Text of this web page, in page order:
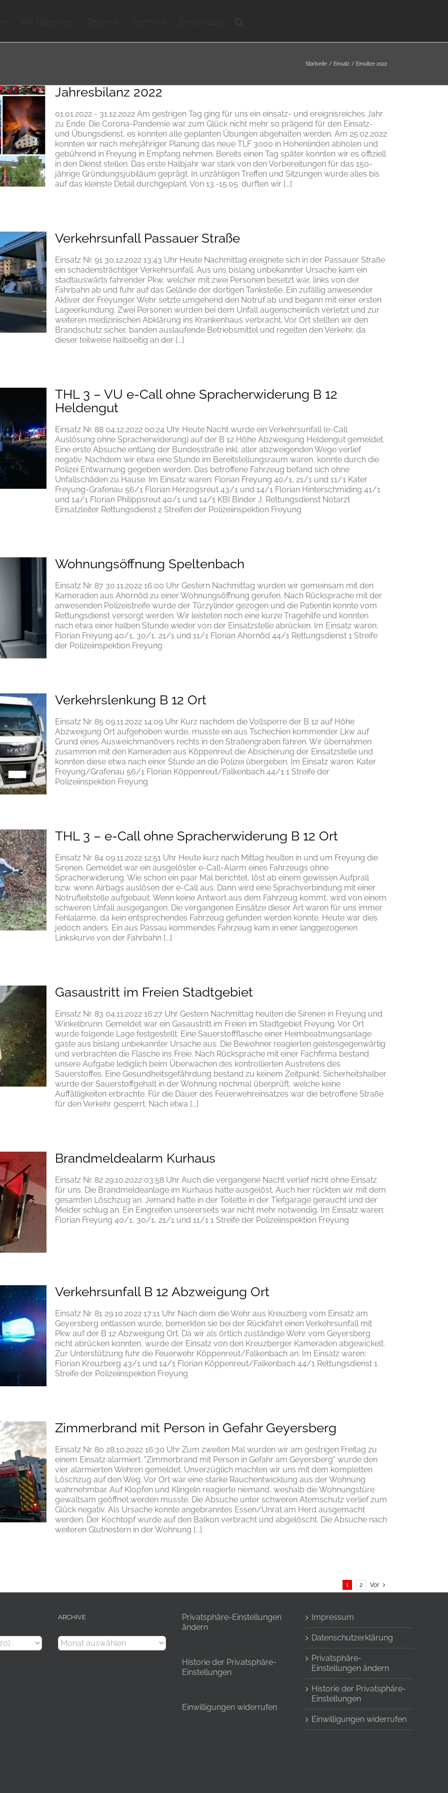
Startseite Einsatz Einsätze 2022
Jahresbilanz 2022
01.01.2022 - 31.12.2022 Am gestrigen Tag ging für uns ein einsatz- und ereignisreiches Jahr
zu Ende. Die Corona-Pandemie war zum Glück nicht mehr so prägend für den Einsatz-
und Übungsdienst, es konnten alle geplanten Übungen abgehalten werden. Am 25.02.2022
konnten wir nach mehrjähriger Planung das neue TLF 3000 in Hohenlinden abholen und
gebührend in Freyung in Empfang nehmen. Bereits einen Tag später konnten wir es offiziell
in den Dienst stellen. Das erste Halbjahr war stark von den Vorbereitungen für das 150-
jährige Gründungsjubiläum geprägt. In unzähligen Treffen und Sitzungen wurde alles bis
auf das kleinste Detail durchgeplant. Von 13.-15.05. durften wir [...]
Verkehrsunfall Passauer Straße
Einsatz Nr. 91 30.12.2022 13:43 Uhr Heute Nachmittag ereignete sich in der Passauer Straße
ein schadensträchtiger Verkehrsunfall. Aus uns bislang unbekannter Ursache kam ein
stadtauswärts fahrender Pkw, welcher mit zwei Personen besetzt war, links von der
Fahrbahn ab und fuhr auf das Gelände der dortigen Tankstelle. Ein zufällig anwesender
Aktiver der Freyunger Wehr setzte umgehend den Notruf ab und begann mit einer ersten
Lageerkundung. Zwei Personen wurden bei dem Unfall augenscheinlich verletzt und zur
weiteren medizinischen Abklärung ins Krankenhaus verbracht. Vor Ort stellten wir den
Brandschutz sicher, banden auslaufende Betriebsmittel und regelten den Verkehr, da
dieser teilweise halbseitig an der [...]
THL 3 – VU e-Call ohne Spracherwiderung B 12
Heldengut
Einsatz Nr. 88 04.12.2022 00:24 Uhr Heute Nacht wurde ein Verkehrsunfall (e-Call
Auslösung ohne Spracherwiderung) auf der B 12 Höhe Abzweigung Heldengut gemeldet.
Eine erste Absuche entlang der Bundesstraße inkl. aller abzweigenden Wege verlief
negativ. Nachdem wir etwa eine Stunde im Bereitstellungsraum waren, konnte durch die
Polizei Entwarnung gegeben werden. Das betroffene Fahrzeug befand sich ohne
Unfallschäden zu Hause. Im Einsatz waren: Florian Freyung 40/1, 21/1 und 11/1 Kater
Freyung-Grafenau 56/1 Florian Herzogsreut 43/1 und 14/1 Florian Hinterschmiding 41/1
und 14/1 Florian Philippsreut 40/1 und 14/1 KBI Binder J. Rettungsdienst Notarzt
Einsatzleiter Rettungsdienst 2 Streifen der Polizeiinspektion Freyung
Wohnungsöffnung Speltenbach
Einsatz Nr. 87 30.11.2022 16:00 Uhr Gestern Nachmittag wurden wir gemeinsam mit den
Kameraden aus Ahornöd zu einer Wohnungsöffnung gerufen. Nach Rücksprache mit der
anwesenden Polizeistreife wurde der Türzylinder gezogen und die Patientin konnte vom
Rettungsdienst versorgt werden. Wir leisteten noch eine kurze Tragehilfe und konnten
nach etwa einer halben Stunde wieder von der Einsatzstelle abrücken. Im Einsatz waren:
Florian Freyung 40/1, 30/1, 21/1 und 11/1 Florian Ahornöd 44/1 Rettungsdienst 1 Streife
der Polizeiinspektion Freyung
Verkehrslenkung B 12 Ort
Einsatz Nr. 85 09.11.2022 14:09 Uhr Kurz nachdem die Vollsperre der B 12 auf Höhe
Abzweigung Ort aufgehoben wurde, musste ein aus Tschechien kommender Lkw auf
Grund eines Ausweichmanövers rechts in den Straßengraben fahren. Wir übernahmen
zusammen mit den Kameraden aus Köppenreut die Absicherung der Einsatzstelle und
konnten diese etwa nach einer Stunde an die Polizei übergeben. Im Einsatz waren: Kater
Freyung/Grafenau 56/1 Florian Köppenreut/Falkenbach 44/1 1 Streife der
Polizeiinspektion Freyung
THL 3 – e-Call ohne Spracherwiderung B 12 Ort
Einsatz Nr. 84 09.11.2022 12:51 Uhr Heute kurz nach Mittag heulten in und um Freyung die
Sirenen. Gemeldet war ein ausgelöster e-Call-Alarm eines Fahrzeugs ohne
Spracherwiderung. Wie schon ein paar Mal berichtet, löst ab einem gewissen Aufprall
bzw. wenn Airbags auslösen der e-Call aus. Dann wird eine Sprachverbindung mit einer
Notrufleitstelle aufgebaut. Wenn keine Antwort aus dem Fahrzeug kommt, wird von einem
schweren Unfall ausgegangen. Die vergangenen Einsätze dieser Art waren für uns immer
Fehlalarme, da kein entsprechendes Fahrzeug gefunden werden konnte. Heute war dies
jedoch anders. Ein aus Passau kommendes Fahrzeug kam in einer langgezogenen
Linkskurve von der Fahrbahn [...]
Gasaustritt im Freien Stadtgebiet
Einsatz Nr. 83 04.11.2022 16:27 Uhr Gestern Nachmittag heulten die Sirenen in Freyung und
Winkelbrunn. Gemeldet war ein Gasaustritt im Freien im Stadtgebiet Freyung. Vor Ort
wurde folgende Lage festgestellt: Eine Sauerstoffflasche einer Heimbeatmungsanlage
gaste aus bislang unbekannter Ursache aus. Die Bewohner reagierten geistesgegenwärtig
und verbrachten die Flasche ins Freie. Nach Rücksprache mit einer Fachfirma bestand
unsere Aufgabe lediglich beim Überwachen des kontrollierten Austretens des
Sauerstoffes. Eine Gesundheitsgefährdung bestand zu keinem Zeitpunkt. Sicherheitshalber
wurde der Sauerstoffgehalt in der Wohnung nochmal überprüft, welche keine
Auffälligkeiten erbrachte. Für die Dauer des Feuerwehreinsatzes war die betroffene Straße
für den Verkehr gesperrt. Nach etwa [...]
Brandmeldealarm Kurhaus
Einsatz Nr. 82 29.10.2022 03:58 Uhr Auch die vergangene Nacht verlief nicht ohne Einsatz
für uns. Die Brandmeldeanlage im Kurhaus hatte ausgelöst. Auch hier rückten wir mit dem
gesamten Löschzug an. Jemand hatte in der Toilette in der Tiefgarage geraucht und der
Melder schlug an. Ein Eingreifen unsererseits war nicht mehr notwendig. Im Einsatz waren:
Florian Freyung 40/1, 30/1, 21/1 und 11/1 1 Streife der Polizeiinspektion Freyung
Verkehrsunfall B 12 Abzweigung Ort
Einsatz Nr. 81 29.10.2022 17:11 Uhr Nach dem die Wehr aus Kreuzberg vom Einsatz am
Geyersberg entlassen wurde, bemerkten sie bei der Rückfahrt einen Verkehrsunfall mit
Pkw auf der B 12 Abzweigung Ort. Da wir als örtlich zuständige Wehr vom Geyersberg
nicht abrücken konnten, wurde der Einsatz von den Kreuzberger Kameraden abgewickelt.
Zur Unterstützung fuhr die Feuerwehr Köppenreut/Falkenbach an. Im Einsatz waren:
Florian Kreuzberg 43/1 und 14/1 Florian Köppenreut/Falkenbach 44/1 Rettungsdienst 1
Streife der Polizeiinspektion Freyung
Zimmerbrand mit Person in Gefahr Geyersberg
Einsatz Nr. 80 28.10.2022 16:30 Uhr Zum zweiten Mal wurden wir am gestrigen Freitag zu
einem Einsatz alarmiert. "Zimmerbrand mit Person in Gefahr am Geyersberg" wurde den
vier alarmierten Wehren gemeldet. Unverzüglich machten wir uns mit dem kompletten
Löschzug auf den Weg. Vor Ort war eine starke Rauchentwicklung aus der Wohnung
wahrnehmbar. Auf Klopfen und Klingeln reagierte niemand, weshalb die Wohnungstüre
gewaltsam geöffnet werden musste. Die Absuche unter schweren Atemschutz verlief zum
Glück negativ. Als Ursache konnte angebranntes Essen/Unrat am Herd ausgemacht
werden. Der Kochtopf wurde auf den Balkon verbracht und abgelöscht. Die Absuche nach
weiteren Glutnestern in der Wohnung [...]
1 2 Vor
ARCHIVE
Archive
Privatsphäre-Einstellungen
ändern
Historie der Privatsphäre-
Einstellungen
Einwilligungen widerrufen
Impressum
Datenschutzerklärung
Privatsphäre-
Einstellungen ändern
Historie der Privatsphäre-
Einstellungen
Einwilligungen widerrufen